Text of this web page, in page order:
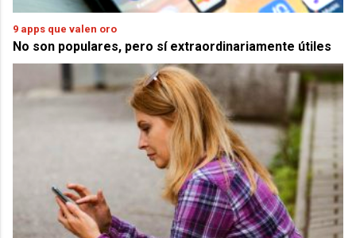
9 apps que valen oro
No son populares, pero sí extraordinariamente útiles